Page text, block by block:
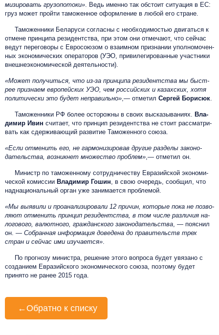
мизи­ровать гру­зопо­токи» . Ведь имен­но так обс­то­ит си­ту­ация в ЕС:
груз мо­жет прой­ти та­мо­жен­ное оформ­ле­ние в лю­бой его стра­не.
Та­можен­ни­ки Бе­ларуси согласны с не­об­хо­димостью дви­гать­ся к
от­ме­не прин­ци­па ре­зидентства, при этом они отмечают, что сейчас
ве­дут пе­рего­воры с Ев­ро­со­юзом о вза­им­ном приз­на­нии упол­но­мочен­
ных эко­номи­чес­ких опе­рато­ров (УЭО, при­виле­гиро­ван­ные участ­ни­ки
внеш­не­эко­номи­чес­кой де­ятель­нос­ти).
«Мо­жет по­лучить­ся, что из-за прин­ци­па ре­зидентства мы быст­
рее приз­на­ем ев­ро­пей­ских УЭО, чем рос­сий­ских и ка­захс­ких, хо­тя
по­лити­чес­ки это бу­дет неп­ра­виль­но» ,— отметил Сер­гей Бо­рисюк
Та­можен­ни­ки РФ более осторожны в своих высказываниях. Вла­
дими­р Иви­н считает, что прин­цип ре­зидентства не сто­ит расс­мат­ри­
вать как сдер­жи­ва­ющий раз­ви­тие Таможенного союза.
«Ес­ли от­ме­нить его, не гар­мо­низи­ровав дру­гие раз­де­лы за­коно­
датель­ства, воз­никнет мно­жест­во проб­лем» ,— отметил он.
Ми­нист­р по та­можен­но­му сот­рудни­чест­ву Ев­ра­зий­ской эко­номи­
чес­кой ко­мис­сии Вла­дими­р Го­шин , в свою очередь, сообщил, что
над­на­ци­ональ­ный ор­ган уже за­нима­ет­ся проб­ле­мой.
«Мы вы­яви­ли и про­ана­лизи­рова­ли 12 при­чин, ко­торые по­ка не поз­во­
ля­ют от­ме­нить прин­цип ре­зидентства, в том чис­ле раз­ли­чия на­
лого­вого, ва­лют­но­го, граж­данс­ко­го за­коно­датель­ства , — пояснил
он. — Соб­ранная ин­форма­ция до­веде­на до пра­ви­тель­ств трех
стран и сей­час ими изу­ча­ет­ся»
По прог­но­зу ми­нист­ра, ре­ше­ние это­го воп­ро­са бу­дет увя­за­но с
соз­да­ни­ем Ев­ра­зий­ско­го эко­но­ми­чес­ко­го со­юза, поэтому будет
принято не ра­нее 2015 го­да.
← Обратно к списку